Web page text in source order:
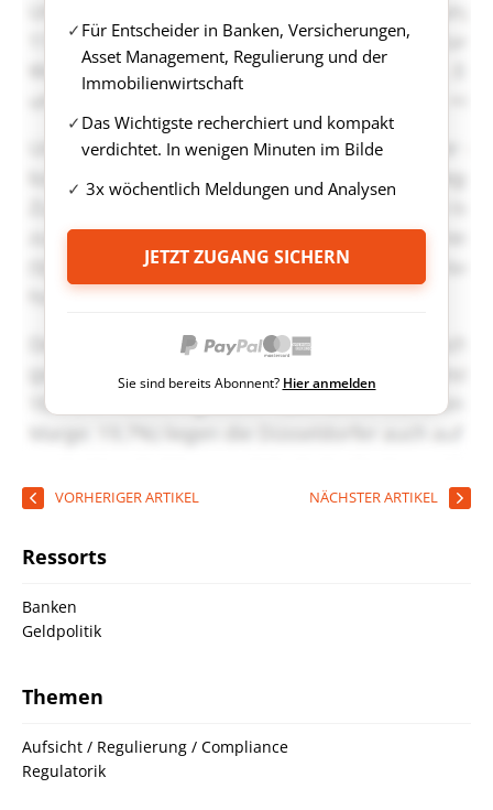
Für Entscheider in Banken, Versicherungen,
Asset Management, Regulierung und der
Immobilienwirtschaft
Das Wichtigste recherchiert und kompakt
verdichtet. In wenigen Minuten im Bilde
3x wöchentlich Meldungen und Analysen
JETZT ZUGANG SICHERN
Sie sind bereits Abonnent? Hier anmelden
VORHERIGER ARTIKEL NÄCHSTER ARTIKEL
Ressorts
Banken
Geldpolitik
Themen
Aufsicht / Regulierung / Compliance
Regulatorik